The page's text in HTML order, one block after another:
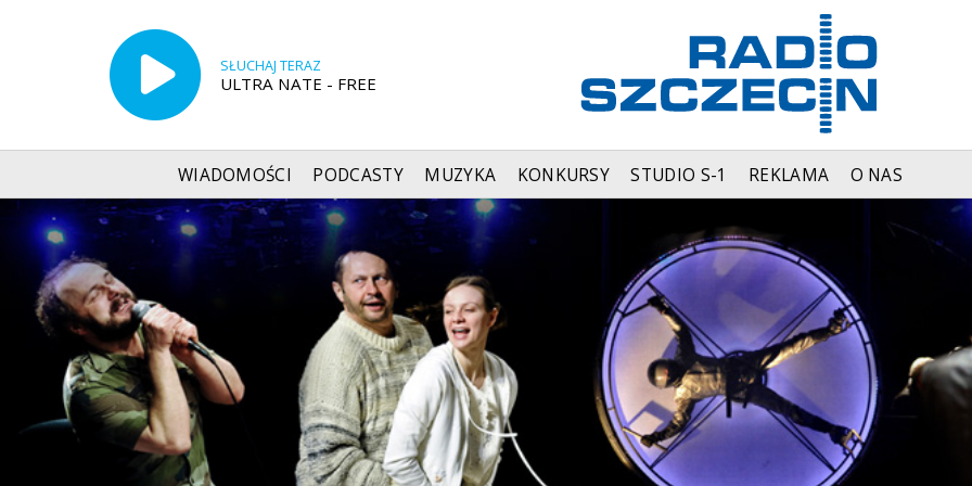
SŁUCHAJ TERAZ
ULTRA NATE - FREE
WIADOMOŚCI PODCASTY MUZYKA KONKURSY STUDIO S-1 REKLAMA O NAS